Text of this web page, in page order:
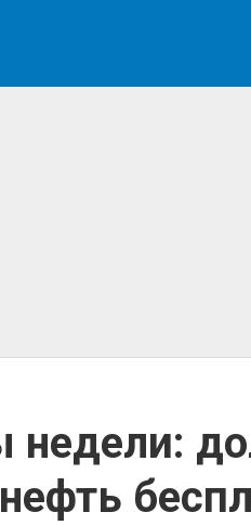
недели: